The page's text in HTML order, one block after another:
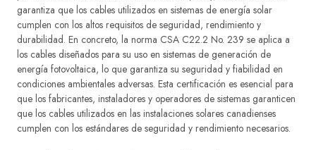
garantiza que los cables utilizados en sistemas de energía solar
cumplen con los altos requisitos de seguridad, rendimiento y
durabilidad. En concreto, la norma CSA C22.2 No. 239 se aplica a
los cables diseñados para su uso en sistemas de generación de
energía fotovoltaica, lo que garantiza su seguridad y fiabilidad en
condiciones ambientales adversas. Esta certificación es esencial para
que los fabricantes, instaladores y operadores de sistemas garanticen
que los cables utilizados en las instalaciones solares canadienses
cumplen con los estándares de seguridad y rendimiento necesarios.